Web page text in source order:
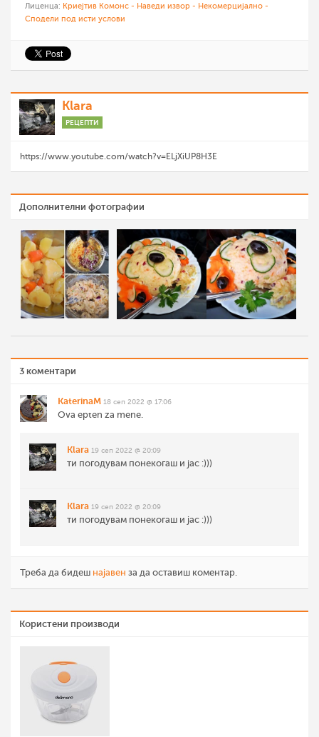
Лиценца: Криејтив Комонс - Наведи извор - Некомерцијално -
Сподели под исти услови
Klara
РЕЦЕПТИ
https://www.youtube.com/watch?v=ELjXiUP8H3E
Дополнителни фотографии
3 коментари
KaterinaM 18 сеп 2022 @ 17:06
Ova epten za mene.
Klara 19 сеп 2022 @ 20:09
ти погодувам понекогаш и јас :)))
Klara 19 сеп 2022 @ 20:09
ти погодувам понекогаш и јас :)))
Треба да бидеш најавен за да оставиш коментар.
Користени производи